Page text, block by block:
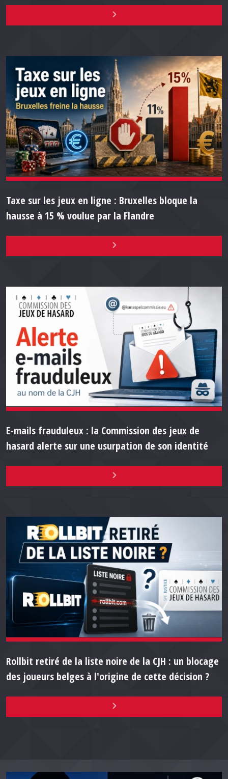
Taxe sur les jeux en ligne : Bruxelles bloque la
hausse à 15 % voulue par la Flandre
E-mails frauduleux : la Commission des jeux de
hasard alerte sur une usurpation de son identité
Rollbit retiré de la liste noire de la CJH : un blocage
des joueurs belges à l'origine de cette décision ?